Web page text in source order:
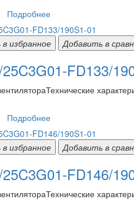
Подробнее
избранное Добавить в
FD133/
Подробнее
избранное Добавить в
FD146/